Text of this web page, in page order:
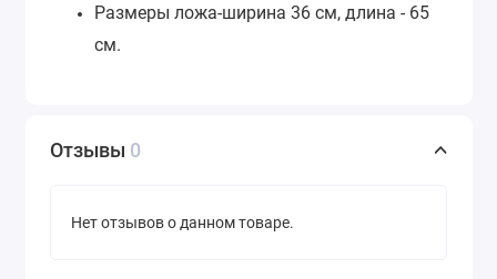
Размеры ложа-ширина 36 см, длина - 65
см.
Отзывы 0
Нет отзывов о данном товаре.